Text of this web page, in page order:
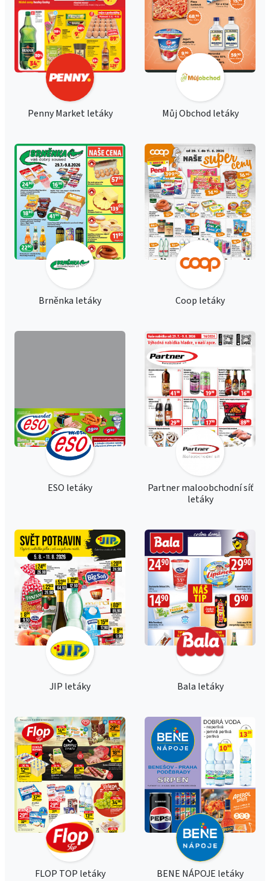
Penny Market letáky Můj Obchod letáky
Brněnka letáky Coop letáky
ESO letáky
Partner maloobchodní síť
letáky
JIP letáky Bala letáky
FLOP TOP letáky BENE NÁPOJE letáky